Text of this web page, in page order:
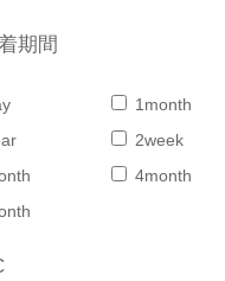
期間
1month
2week
4month